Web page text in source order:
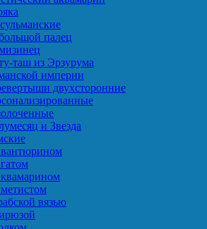
палец
таш из Эрзурума
империи
двухсторонние
и Звезда
вязью